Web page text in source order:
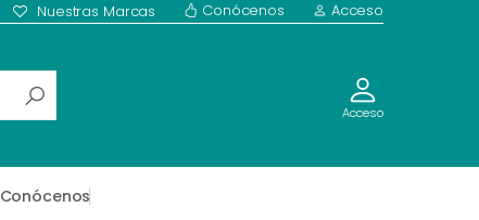
Nuestras Marcas Conócenos Acceso
Acceso
Conócenos